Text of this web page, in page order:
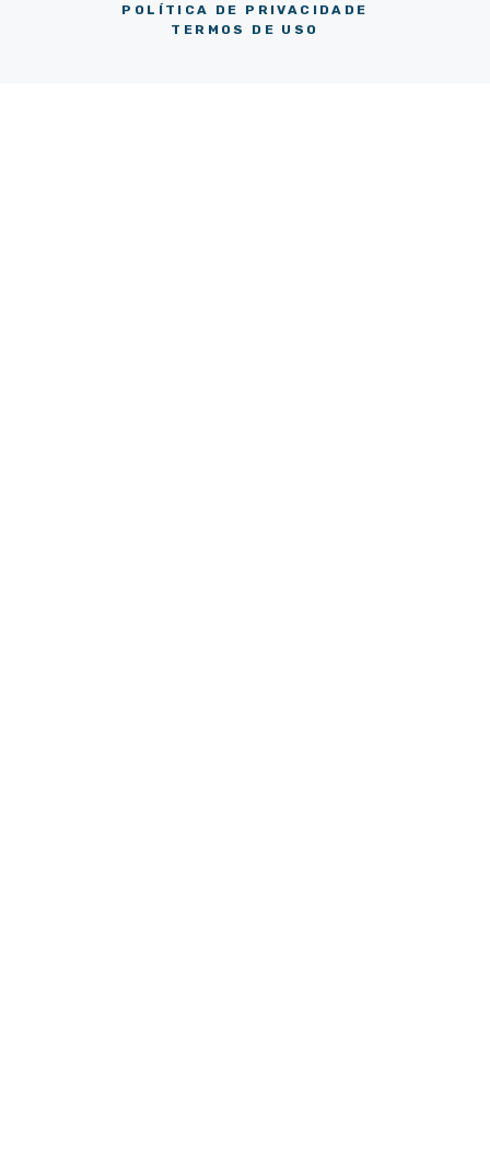
POLÍTICA DE PRIVACIDADE
TERMOS DE USO